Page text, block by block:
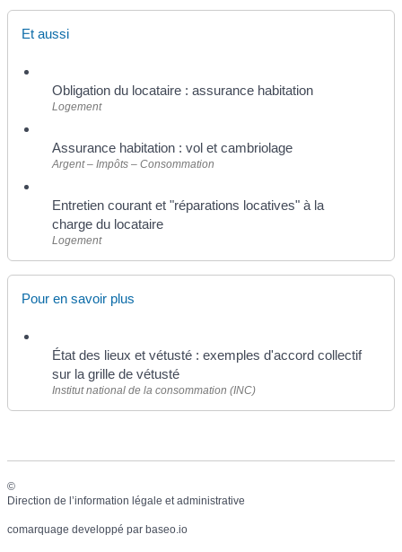
Et aussi
Obligation du locataire : assurance habitation
Logement
Assurance habitation : vol et cambriolage
Argent – Impôts – Consommation
Entretien courant et "réparations locatives" à la
charge du locataire
Logement
Pour en savoir plus
État des lieux et vétusté : exemples d'accord collectif
sur la grille de vétusté
Institut national de la consommation (INC)
©
Direction de l’information légale et administrative
comarquage developpé par baseo.io